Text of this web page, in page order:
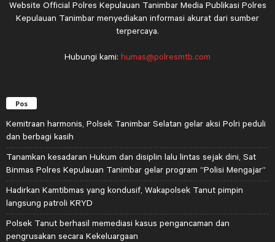
Website Official Polres Kepulauan Tanimbar Media Publikasi Polres
Kepulauan Tanimbar menyediakan informasi akurat dari sumber
terpercaya.
Hubungi kami: humas@polresmtb.com
Pos
Kemitraan harmonis, Polsek Tanimbar Selatan gelar aksi Polri peduli
dan berbagi kasih
Tanamkan kesadaran Hukum dan disiplin lalu lintas sejak dini, Sat
Binmas Polres Kepulauan Tanimbar gelar program “Polisi Mengajar”
Hadirkan Kamtibmas yang kondusif, Wakapolsek Tanut pimpin
langsung patroli KRYD
Polsek Tanut berhasil memediasi kasus pengancaman dan
pengrusakan secara Kekeluargaan